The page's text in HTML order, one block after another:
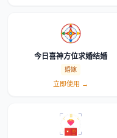
今日喜神方位求婚结婚
婚嫁
立即使用 →